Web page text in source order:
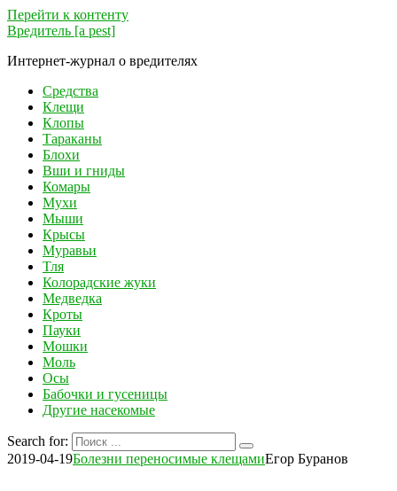
Перейти к контенту
Вредитель [a pest]
Интернет-журнал о вредителях
Средства
Клещи
Клопы
Тараканы
Блохи
Вши и гниды
Комары
Мухи
Мыши
Крысы
Муравьи
Тля
Колорадские жуки
Медведка
Кроты
Пауки
Мошки
Моль
Осы
Бабочки и гусеницы
Другие насекомые
Search for:
2019-04-19Болезни переносимые клещамиЕгор Буранов